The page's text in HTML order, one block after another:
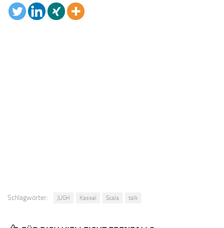
Schlagwörter: JUGH Kassel Scala talk